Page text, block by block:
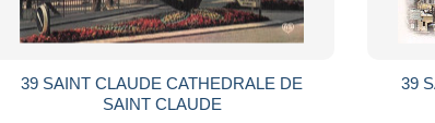
39 SAINT CLAUDE CATHEDRALE DE
SAINT CLAUDE
39